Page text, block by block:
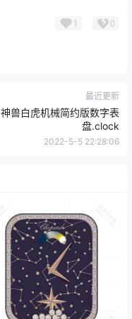
1 0
最近更新
神兽白虎机械简约版数字表
盘.clock
2022-5-5 22:28:06